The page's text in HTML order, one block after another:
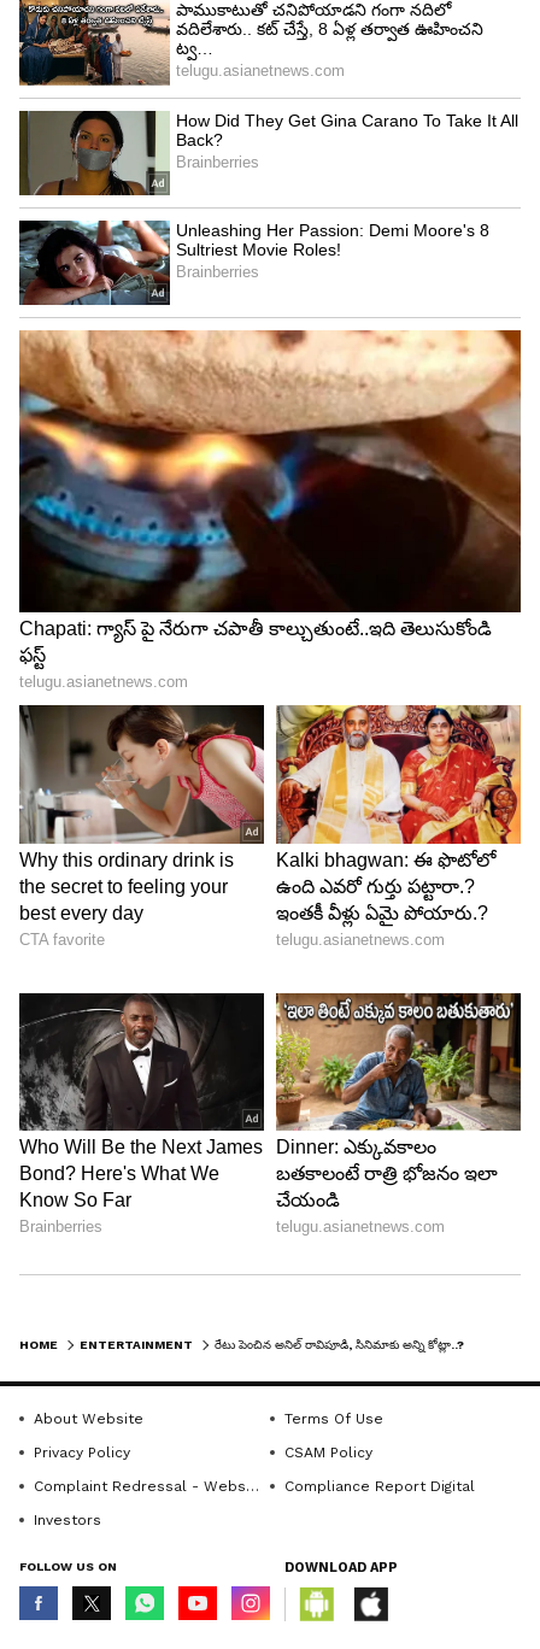
4
5
ఇక ఈక్రమంలో అనిల్ రావిపూడికి సంబంధించిన ఓ న్యూస్
సోషల్ మీడియాలో వైరల్ అవుతోంది. స్టార్ డైరెక్టర్ గా
దూసుకుపోతున్న అనిల్ రావిపూడి ఎప్పటికప్పుడు తన
రెమ్యునరేషన్ కూడా పెంచుతూ వస్తున్నారు. తాజాగా
ఆయన రెమ్యునరేషన్ మరోసారి పెరిగినట్టు తెలుస్తోంది.
ఇంతకీ అనిల్ రేటు ఎంత పెంచాడంటే.. సినిమాకు దాదాపు
25 కోట్లకు పైగా వసూలు చేస్తున్నాడట. అనిల్ సినిమాలు
మంచి బిజినెస్ చేస్తుండటం.. లాభాలు కూడా
వస్తుండటంతో..నిర్మాతలు కూడా అనిల్ రావిపూడికి
అడిగినంతా కట్టబెడుతున్నారట.
5
గతంలో రెండు మూడు కోట్లనుంచి, మహేష్ బాబు సినిమాతో
సరిలేరు నీకెవ్వరు సినిమాకు ఆయన 15 కోట్లు
తీసుకున్నాడని టాక్. ఇక ఆతరువాత కూడా వరుసగా హిట్లు
పడుతుండటంతో.. ఆయన రేటు 25 కోట్లకు చేరినట్టు
సమాచారం.
HOME ENTERTAINMENT రేటు పెంచిన అనిల్ రావిపూడి, సినిమాకు అన్ని కోట్లా..?
About Website
Terms Of Use
Privacy Policy
CSAM Policy
Complaint Redressal - Website
Compliance Report Digital
Investors
FOLLOW US ON DOWNLOAD APP